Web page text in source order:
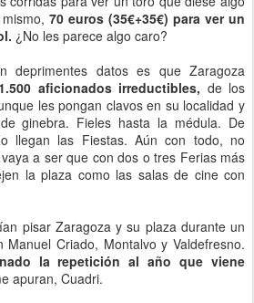
70 euros (35€+35€) para ver un
¿No les parece algo caro?
deprimentes datos es que Zaragoza
1.500 aficionados irreductibles, de los
les pongan clavos en su localidad y
ginebra. Fieles hasta la médula. De
llegan las Fiestas. Aún con todo, no
a ser que con dos o tres Ferias más
la plaza como las salas de cine con
pisar Zaragoza y su plaza durante un
Criado, Montalvo y Valdefresno.
la repetición al año que viene
apuran, Cuadri.